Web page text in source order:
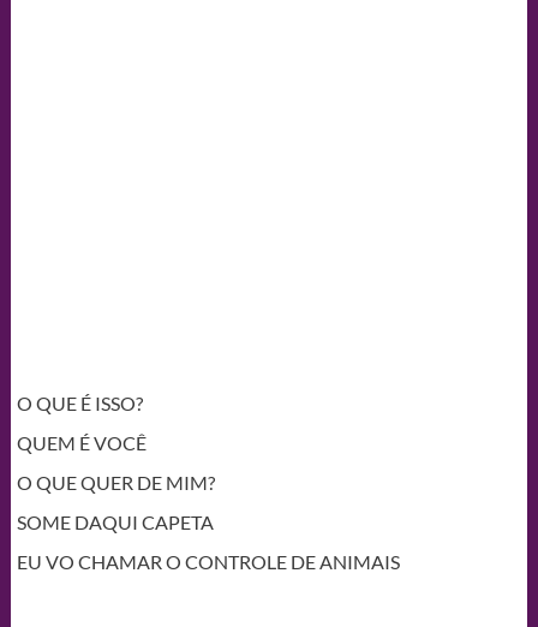
O QUE É ISSO?
QUEM É VOCÊ
O QUE QUER DE MIM?
SOME DAQUI CAPETA
EU VO CHAMAR O CONTROLE DE ANIMAIS